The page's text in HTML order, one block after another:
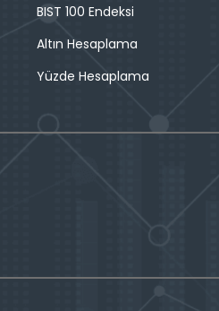
BIST 100 Endeksi
Altın Hesaplama
Yüzde Hesaplama